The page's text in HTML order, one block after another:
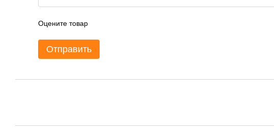
Оцените товар
Отправить